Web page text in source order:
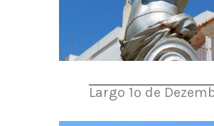
Largo 1º de